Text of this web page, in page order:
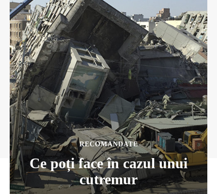
RECOMANDATE
Ce poți face în cazul unui
cutremur